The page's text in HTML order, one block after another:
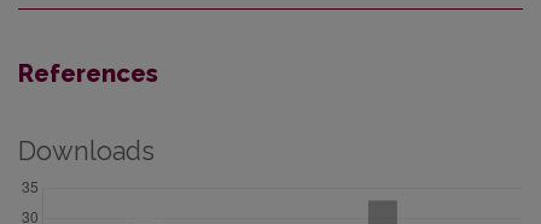
References
Downloads